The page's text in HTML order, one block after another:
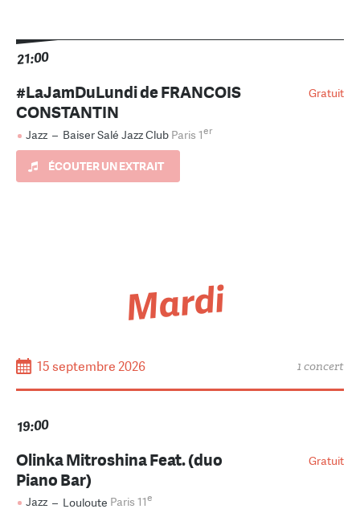
21:00
Gratuit
#LaJamDuLundi de FRANCOIS
CONSTANTIN
Jazz – Baiser Salé Jazz Club Paris 1er
ÉCOUTER UN EXTRAIT
Mardi
15 septembre 2026 1 concert
19:00
Gratuit
Olinka Mitroshina Feat. (duo
Piano Bar)
Jazz – Louloute Paris 11e